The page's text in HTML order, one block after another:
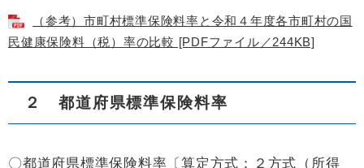
（参考）市町村標準保険料率と令和４年度各市町村の国
民健康保険料（税）率の比較 [PDFファイル／244KB]
２ 都道府県標準保険料率
〇都道府県標準保険料率〔算定方式：２方式（所得